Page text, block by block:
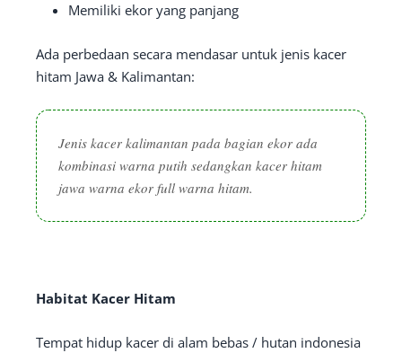
Memiliki ekor yang panjang
Ada perbedaan secara mendasar untuk jenis kacer
hitam Jawa & Kalimantan:
Jenis kacer kalimantan pada bagian ekor ada
kombinasi warna putih sedangkan kacer hitam
jawa warna ekor full warna hitam.
Habitat Kacer Hitam
Tempat hidup kacer di alam bebas / hutan indonesia